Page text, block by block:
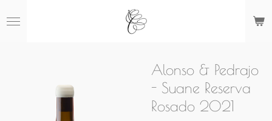
direct
Alonso & Pedrajo
- Suane Reserva
Rosado 2021